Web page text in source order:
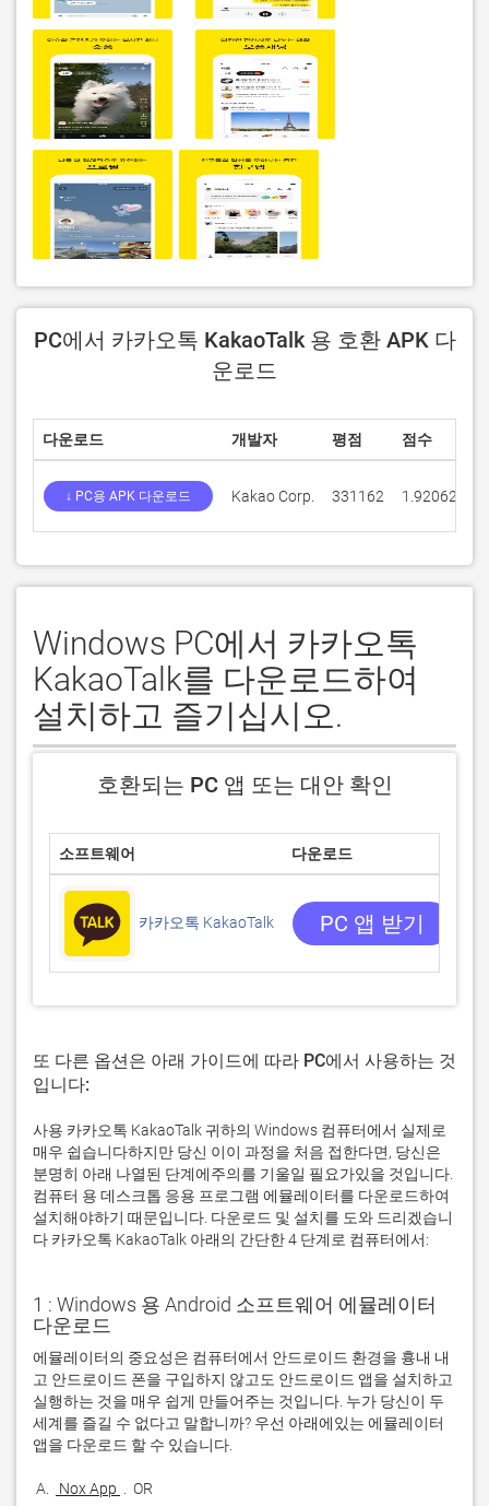
PC에서 카카오톡 KakaoTalk 용 호환 APK 다
운로드
다운로드 개발자 평점 점수
↓ PC용 APK 다운로드 Kakao Corp. 331162 1.92062
Windows PC에서 카카오톡
KakaoTalk를 다운로드하여
설치하고 즐기십시오.
호환되는 PC 앱 또는 대안 확인
소프트웨어 다운로드
카카오톡 KakaoTalk PC 앱 받기
또 다른 옵션은 아래 가이드에 따라 PC에서 사용하는 것
입니다:
사용 카카오톡 KakaoTalk 귀하의 Windows 컴퓨터에서 실제로
매우 쉽습니다하지만 당신 이이 과정을 처음 접한다면, 당신은
분명히 아래 나열된 단계에주의를 기울일 필요가있을 것입니다.
컴퓨터 용 데스크톱 응용 프로그램 에뮬레이터를 다운로드하여
설치해야하기 때문입니다. 다운로드 및 설치를 도와 드리겠습니
다 카카오톡 KakaoTalk 아래의 간단한 4 단계로 컴퓨터에서:
1 : Windows 용 Android 소프트웨어 에뮬레이터
다운로드
에뮬레이터의 중요성은 컴퓨터에서 안드로이드 환경을 흉내 내
고 안드로이드 폰을 구입하지 않고도 안드로이드 앱을 설치하고
실행하는 것을 매우 쉽게 만들어주는 것입니다. 누가 당신이 두
세계를 즐길 수 없다고 말합니까? 우선 아래에있는 에뮬레이터
A. Nox App